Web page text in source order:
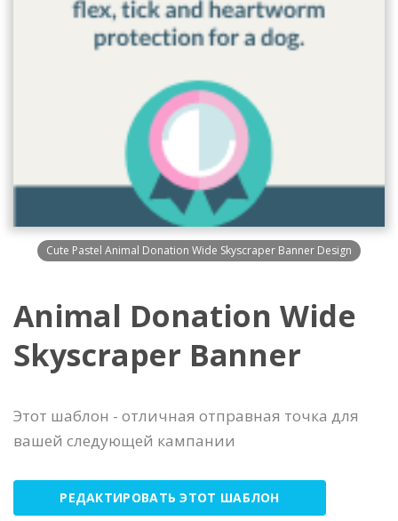
Cute Pastel Animal Donation Wide Skyscraper Banner Design
Animal Donation Wide
Skyscraper Banner
Этот шаблон - отличная отправная точка для
вашей следующей кампании
РЕДАКТИРОВАТЬ ЭТОТ ШАБЛОН